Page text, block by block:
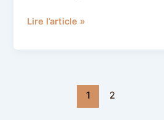
Lire l’article »
1 2